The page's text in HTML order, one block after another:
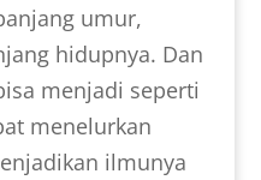
umur,
hidupnya. Dan
menjadi seperti
menelurkan
ilmunya